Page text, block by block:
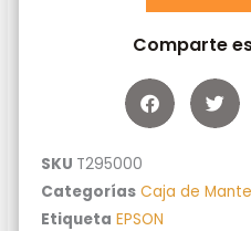
Comparte
SKU T295000
Categorías Caja de
Etiqueta EPSON